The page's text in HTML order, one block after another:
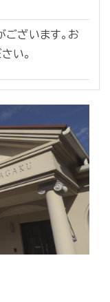
ざいます。お
い。